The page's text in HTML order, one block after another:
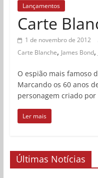
Lançamentos
Carte
1 de novembro de 2012
Carte Blanche, James Bond,
O espião mais famoso
Marcando os 60 anos
personagem criado por
Ler mais
Últimas Notícias